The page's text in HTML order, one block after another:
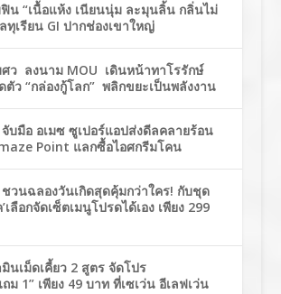
น “เนื้อแห้ง เนียนนุ่ม ละมุนลิ้น กลิ่นไม่
ทุเรียน GI ปากช่องเขาใหญ่
ว ลงนาม MOU เดินหน้าทาโรรักษ์
ตัว “กล่องกู้โลก” พลิกขยะเป็นพลังงาน
บมือ อเมซ ซูเปอร์แอปส่งดีลคลายร้อน
Point แลกซื้อไอศกรีมโคน
วนฉลองวันเกิดสุดคุ้มกว่าใคร! กับชุด
เลือกจัดเซ็ตเมนูโปรดได้เอง เพียง 299
นเม็ดเคี้ยว 2 สูตร จัดโปร
ม 1” เพียง 49 บาท ที่เซเว่น อีเลฟเว่น